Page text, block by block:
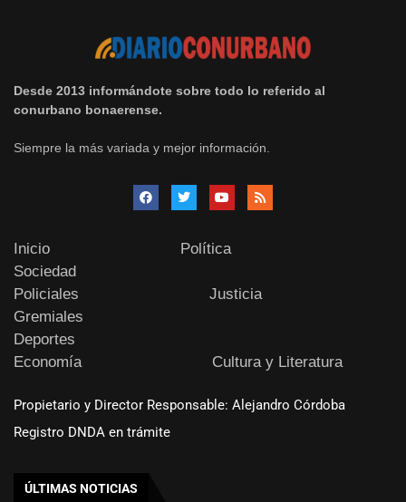
Desde 2013 informándote sobre todo lo referido al
conurbano bonaerense.
Siempre la más variada y mejor información.
Inicio
Política
Sociedad
Policiales
Justicia
Gremiales
Deportes
Economía
Cultura y Literatura
Propietario y Director Responsable: Alejandro Córdoba
Registro DNDA en trámite
ÚLTIMAS NOTICIAS